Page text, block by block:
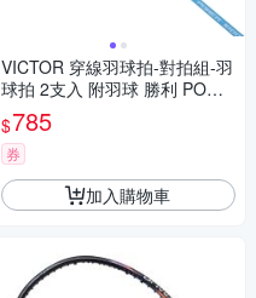
VICTOR 穿線羽球拍-對拍組-羽
球拍 2支入 附羽球 勝利 POWE
R1000-MO 寶藍橘
$785
券
加入購物車